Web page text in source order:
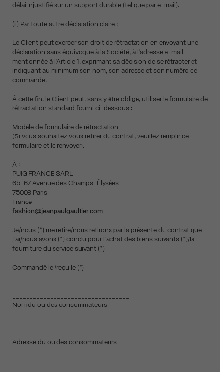
délai injustifié sur un support durable (tel que par e-mail).
(ii) Par toute autre déclaration claire :
Le Client peut exercer son droit de rétractation en envoyant une
déclaration sans équivoque à la Société, à l’adresse e-mail
mentionnée à l’Article 1, exprimant sa décision de se rétracter et
indiquant au minimum son nom, son adresse et son numéro de
commande.
À cette fin, le Client peut, sans y être obligé, utiliser le formulaire de
rétractation standard fourni ci-dessous :
Modèle de formulaire de rétractation
(Si vous souhaitez vous retirer du contrat, veuillez remplir ce
formulaire et le renvoyer).
À :
PUIG FRANCE SARL
65-67 Avenue des Champs-Élysées
75008 Paris
France
fashion@jeanpaulgaultier.com
Je/nous (*) me retire/nous retirons par la présente du contrat que
j’ai/nous avons (*) conclu pour l’achat des biens suivants (*)/la
fourniture du service suivant (*)
Commandé le /reçu le (*)
Nom du ou des consommateurs
Adresse du ou des consommateurs